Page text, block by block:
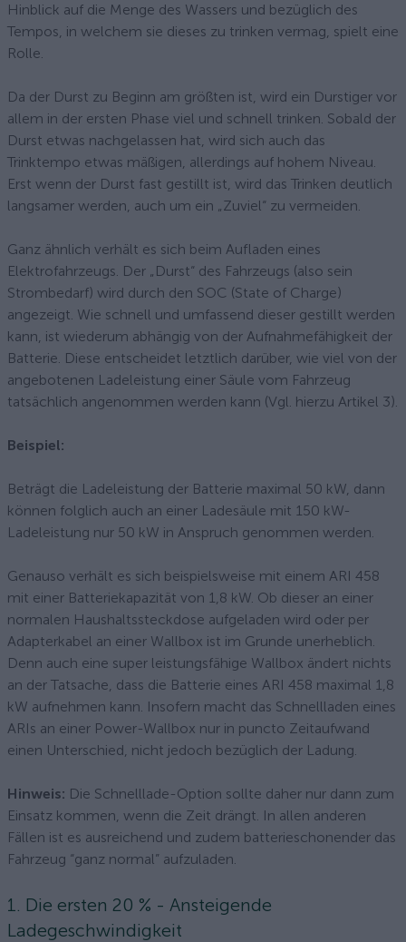
Hinblick auf die Menge des Wassers und bezüglich des
Tempos, in welchem sie dieses zu trinken vermag, spielt eine
Rolle.
Da der Durst zu Beginn am größten ist, wird ein Durstiger vor
allem in der ersten Phase viel und schnell trinken. Sobald der
Durst etwas nachgelassen hat, wird sich auch das
Trinktempo etwas mäßigen, allerdings auf hohem Niveau.
Erst wenn der Durst fast gestillt ist, wird das Trinken deutlich
langsamer werden, auch um ein „Zuviel“ zu vermeiden.
Ganz ähnlich verhält es sich beim Aufladen eines
Elektrofahrzeugs. Der „Durst“ des Fahrzeugs (also sein
Strombedarf) wird durch den SOC (State of Charge)
angezeigt. Wie schnell und umfassend dieser gestillt werden
kann, ist wiederum abhängig von der Aufnahmefähigkeit der
Batterie. Diese entscheidet letztlich darüber, wie viel von der
angebotenen Ladeleistung einer Säule vom Fahrzeug
tatsächlich angenommen werden kann (Vgl. hierzu Artikel 3).
Beispiel:
Beträgt die Ladeleistung der Batterie maximal 50 kW, dann
können folglich auch an einer Ladesäule mit 150 kW-
Ladeleistung nur 50 kW in Anspruch genommen werden.
Genauso verhält es sich beispielsweise mit einem ARI 458
mit einer Batteriekapazität von 1,8 kW. Ob dieser an einer
normalen Haushaltssteckdose aufgeladen wird oder per
Adapterkabel an einer Wallbox ist im Grunde unerheblich.
Denn auch eine super leistungsfähige Wallbox ändert nichts
an der Tatsache, dass die Batterie eines ARI 458 maximal 1,8
kW aufnehmen kann. Insofern macht das Schnellladen eines
ARIs an einer Power-Wallbox nur in puncto Zeitaufwand
einen Unterschied, nicht jedoch bezüglich der Ladung.
Hinweis: Die Schnelllade-Option sollte daher nur dann zum
Einsatz kommen, wenn die Zeit drängt. In allen anderen
Fällen ist es ausreichend und zudem batterieschonender das
Fahrzeug “ganz normal” aufzuladen.
1. Die ersten 20 % - Ansteigende
Ladegeschwindigkeit